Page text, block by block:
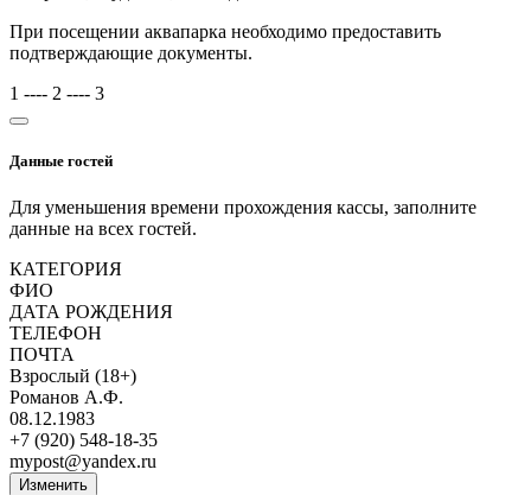
При посещении аквапарка необходимо предоставить
подтверждающие документы.
1 ---- 2 ---- 3
Данные гостей
Для уменьшения времени прохождения кассы, заполните
данные на всех гостей.
КАТЕГОРИЯ
ФИО
ДАТА РОЖДЕНИЯ
ТЕЛЕФОН
ПОЧТА
Взрослый (18+)
Романов А.Ф.
08.12.1983
+7 (920) 548-18-35
mypost@yandex.ru
Изменить